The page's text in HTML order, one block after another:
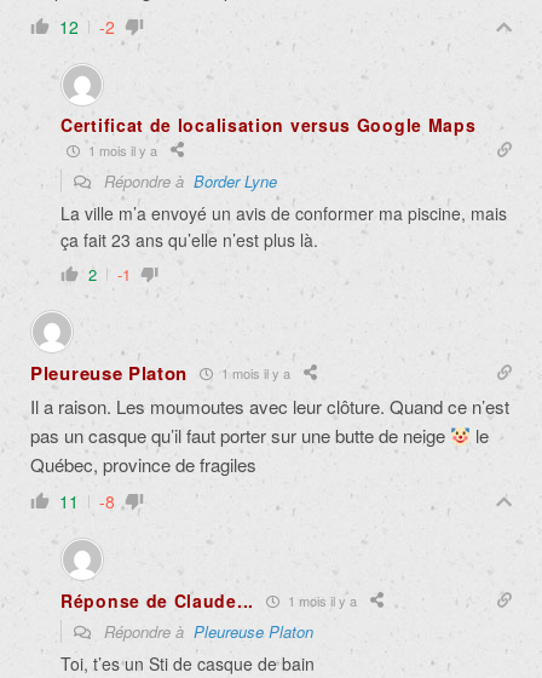
12 -2
Certificat de localisation versus Google Maps
1 mois il y a
Répondre à Border Lyne
La ville m’a envoyé un avis de conformer ma piscine, mais
ça fait 23 ans qu’elle n’est plus là.
2 -1
Pleureuse Platon 1 mois il y a
Il a raison. Les moumoutes avec leur clôture. Quand ce n’est
pas un casque qu’il faut porter sur une butte de neige
le
Québec, province de fragiles
11 -8
Réponse de Claude... 1 mois il y a
Répondre à Pleureuse Platon
Toi, t’es un Sti de casque de bain